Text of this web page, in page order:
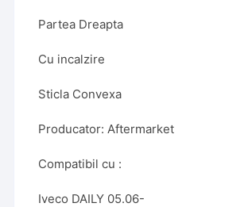
Partea Dreapta
Cu incalzire
Sticla Convexa
Producator: Aftermarket
Compatibil cu :
Iveco DAILY 05.06-